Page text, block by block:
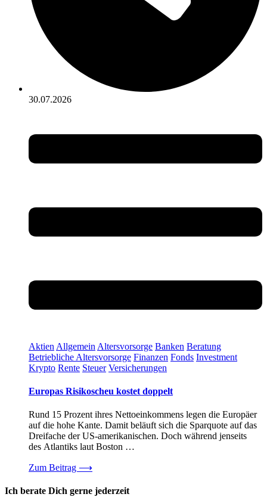
30.07.2026
Aktien Allgemein Altersvorsorge Banken Beratung
Betriebliche Altersvorsorge Finanzen Fonds Investment
Krypto Rente Steuer Versicherungen
Europas Risikoscheu kostet doppelt
Rund 15 Prozent ihres Nettoeinkommens legen die Europäer
auf die hohe Kante. Damit beläuft sich die Sparquote auf das
Dreifache der US-amerikanischen. Doch während jenseits
des Atlantiks laut Boston …
Zum Beitrag ⟶
Ich berate Dich gerne jederzeit